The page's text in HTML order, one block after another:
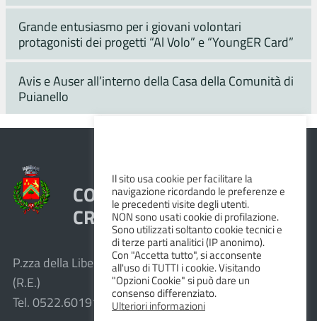
Grande entusiasmo per i giovani volontari
protagonisti dei progetti “Al Volo” e “YoungER Card”
Avis e Auser all’interno della Casa della Comunità di
Puianello
COMUNE DI VEZZANO SUL
CROSTOLO
P.zza della Libertà, 1 – 42030 Vezzano sul Crostolo
(R.E.)
Tel. 0522.601911 – Fax 0522.601947
Il sito usa cookie per facilitare la
navigazione ricordando le preferenze e
le precedenti visite degli utenti.
NON sono usati cookie di profilazione.
Sono utilizzati soltanto cookie tecnici e
di terze parti analitici (IP anonimo).
Con "Accetta tutto", si acconsente
all'uso di TUTTI i cookie. Visitando
"Opzioni Cookie" si può dare un
consenso differenziato.
Ulteriori informazioni